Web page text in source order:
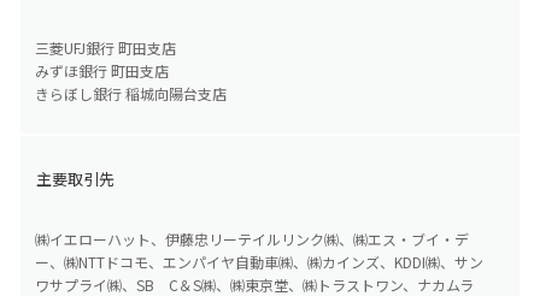
三菱UFJ銀行 町田支店
みずほ銀行 町田支店
きらぼし銀行 稲城向陽台支店
主要取引先
㈱イエローハット、伊藤忠リーテイルリンク㈱、㈱エス・ブイ・デ
ー、㈱NTTドコモ、エンパイヤ自動車㈱、㈱カインズ、KDDI㈱、サン
ワサプライ㈱、SB C＆S㈱、㈱東京堂、㈱トラストワン、ナカムラ